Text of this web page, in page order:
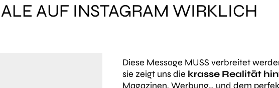
AUF INSTAGRAM WIRKLICH
Diese Message MUSS verbreitet
sie zeigt uns die krasse Realität
Magazinen, Werbung… und dem